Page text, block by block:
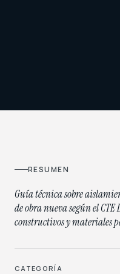
RESUMEN
Guía técnica sobre
de obra nueva según el
constructivos y materiales
CATEGORÍA